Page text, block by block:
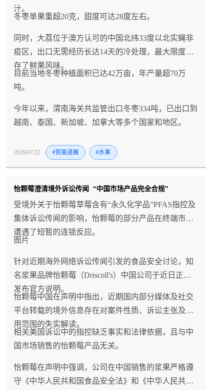
汁。
冬枣单果重超20克，甜度可达28度左右。
同时，大荔位于澳方认可的中国北纬33度以北实蝇非
疫区，出口无需经历长达14天的冷处理，最大限度留
存了鲜果风味。
目前当地冬枣种植面积已达42万亩，年产量超70万
吨。
今年以来，渭南海关共监管出口冬枣334吨，已出口到
越南、泰国、新加坡、加拿大等多个国家和地区。
2026/07/22 #贸易进展 #水果
怡颗莓澄清境外诉讼传闻 “中国市场产品完全合规”
受境外关于怡颗莓草莓含有“永久化学品”PFAS指控及
集体诉讼传闻的影响，怡颗莓的部分产品在终端市场
遭遇了短暂的连锁反应。
图片
针对近期海外网络诉讼传闻引发的食品安全讨论，知
名浆果品牌怡颗莓（Driscoll's）中国公司于近日正式
发布官方说明。
怡颗莓中国在声明中指出，近期国内部分媒体及社交
平台转载的境外信息存在对案件性质、诉讼主张及适
用范围的失实解读。
相关美国诉讼中的指控缺乏事实和法律依据，且与中
国市场销售的怡颗莓产品无关。
怡颗莓在声明中强调，公司在中国销售的浆果严格遵
守《中华人民共和国食品安全法》和《中华人民共和